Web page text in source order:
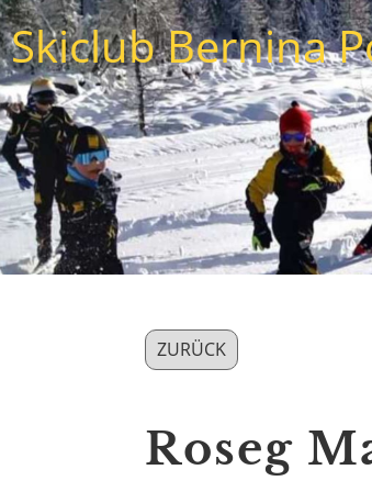
Skiclub Bernina
ZURÜCK
Roseg